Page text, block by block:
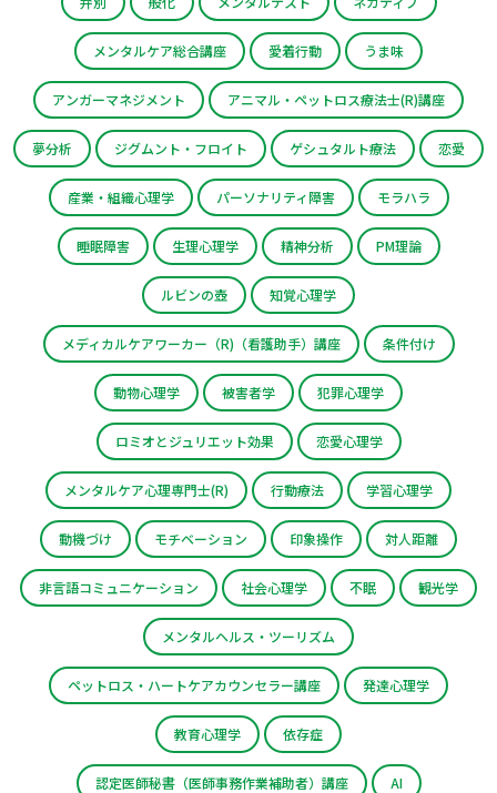
メンタルケア総合講座 愛着行動 うま味
アンガーマネジメント アニマル・ペットロス療法士(R)講座
夢分析 ジグムント・フロイト ゲシュタルト療法 恋愛
産業・組織心理学 パーソナリティ障害 モラハラ
睡眠障害 生理心理学 精神分析 PM理論
ルビンの壺 知覚心理学
メディカルケアワーカー（R)（看護助手）講座 条件付け
動物心理学 被害者学 犯罪心理学
ロミオとジュリエット効果 恋愛心理学
メンタルケア心理専門士(R) 行動療法 学習心理学
動機づけ モチベーション 印象操作 対人距離
非言語コミュニケーション 社会心理学 不眠 観光学
メンタルヘルス・ツーリズム
ペットロス・ハートケアカウンセラー講座 発達心理学
教育心理学 依存症
認定医師秘書（医師事務作業補助者）講座 AI